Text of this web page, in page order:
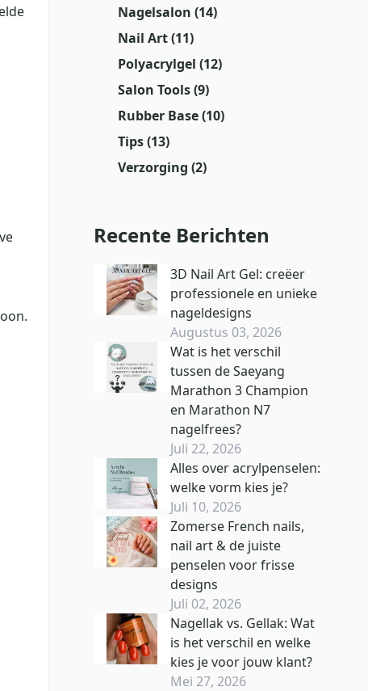
Nagelsalon (14)
Nail Art(11)
Polyacrylgel (12)
Salon Tools(9)
Rubber Base(10)
Tips(13)
Verzorging (2)
Recente Berichten
3D Nail Art Gel: creëer
professionele en unieke
nageldesigns
Augustus 03, 2026
Wat is het verschil
tussen de Saeyang
Marathon 3 Champion
en Marathon N7
nagelfrees?
Juli 22, 2026
Alles over acrylpenselen:
welke vorm kies je?
Juli 10, 2026
Zomerse French nails,
nail art & de juiste
penselen voor frisse
designs
Juli 02, 2026
Nagellak vs. Gellak: Wat
is het verschil en welke
kies je voor jouw klant?
Mei 27, 2026